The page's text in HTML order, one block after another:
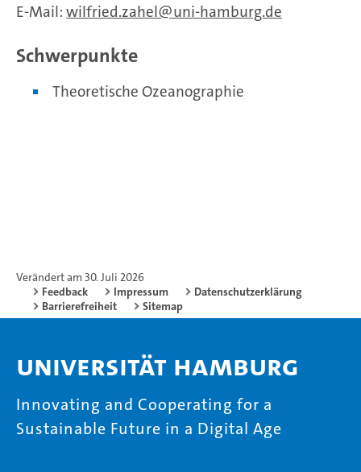
E-Mail: wilfried.zahel uni-hamburg.de
Schwerpunkte
Theoretische Ozeanographie
Verändert am 30. Juli 2026
Feedback
Impressum
Datenschutzerklärung
Barrierefreiheit
Sitemap
Universität Hamburg
Innovating and Cooperating for a
Sustainable Future in a Digital Age